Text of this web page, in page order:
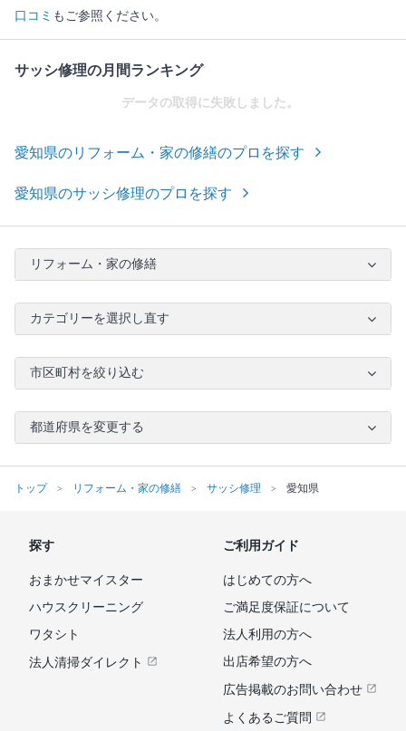
口コミ もご参照ください。
サッシ修理の月間ランキング
データの取得に失敗しました。
愛知県のリフォーム・家の修繕のプロを探す
愛知県のサッシ修理のプロを探す
リフォーム・家の修繕
カテゴリーを選択し直す
市区町村を絞り込む
都道府県を変更する
トップ リフォーム・家の修繕 サッシ修理 愛知県
探す
おまかせマイスター
ハウスクリーニング
ワタシト
法人清掃ダイレクト
ご利用ガイド
はじめての方へ
ご満足度保証について
法人利用の方へ
出店希望の方へ
広告掲載のお問い合わせ
よくあるご質問